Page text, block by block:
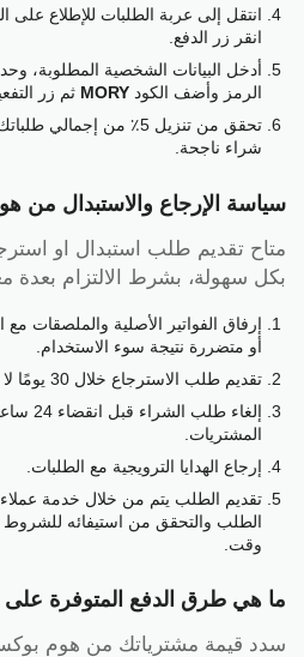
انتقل إلى عربة الطلبات للإطلاع على
انقر زر الدفع.
أدخل البيانات الشخصية المطلوبة،
الرمز وأضف الكود MORY ثم زر
تحقق من تنزيل 5٪ من
شراء ناجحة.
سياسة الإرجاع والاستبدال من
متاح تقديم طلب استبدال او
بكل سهولة، بشرط الالتزام بعدة
إرفاق الفواتير الأصلية والملصقات
أو متضررة نتيجة سوء الاستخدام.
تقديم طلب الاسترجاع خلال 30 يومًا لا أكثر من تاريخ استلام الطلبية.
إلغاء
المشتريات.
إرجاع الهدايا الترويجية مع الطلبات.
تقديم الطلب يتم من خلال خدمة
الطلب والتحقق من استيفائه للشروط
وقت.
ما هي طرق الدفع المتوفرة
سدد قيمة مشترياتك من هوم